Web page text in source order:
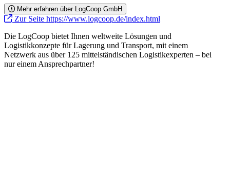
Mehr erfahren über LogCoop GmbH
Zur Seite https://www.logcoop.de/index.html
Die LogCoop bietet Ihnen weltweite Lösungen und
Logistikkonzepte für Lagerung und Transport, mit einem
Netzwerk aus über 125 mittelständischen Logistikexperten – bei
nur einem Ansprechpartner!